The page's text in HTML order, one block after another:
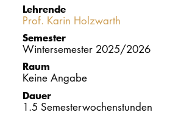
Lehrende
Prof. Karin Holzwarth
Semester
Wintersemester 2025/2026
Raum
Keine Angabe
Dauer
1.5 Semesterwochenstunden